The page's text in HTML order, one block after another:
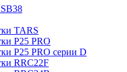
TARS
P25 PRO
P25 PRO серии D
RRC22F